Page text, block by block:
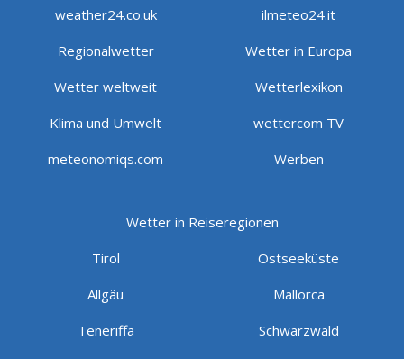
weather24.co.uk
ilmeteo24.it
Regionalwetter
Wetter in Europa
Wetter weltweit
Wetterlexikon
Klima und Umwelt
wettercom TV
meteonomiqs.com
Werben
Wetter in Reiseregionen
Tirol
Ostseeküste
Allgäu
Mallorca
Teneriffa
Schwarzwald